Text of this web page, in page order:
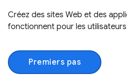
Créez des sites Web et des
fonctionnent pour les
Premiers pas